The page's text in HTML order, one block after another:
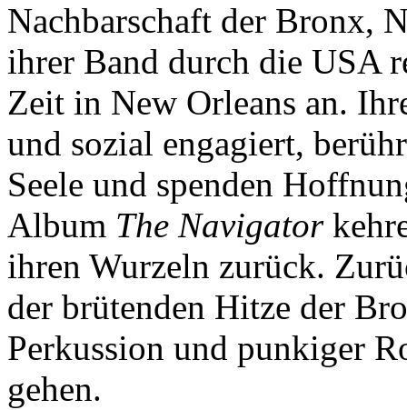
Nachbarschaft der Bronx,
ihrer Band durch die USA
Zeit in New Orleans an.
und sozial engagiert,
Seele und spenden
Album The Navigator
ihren Wurzeln zurück.
der brütenden Hitze der
Perkussion und punkiger
gehen.